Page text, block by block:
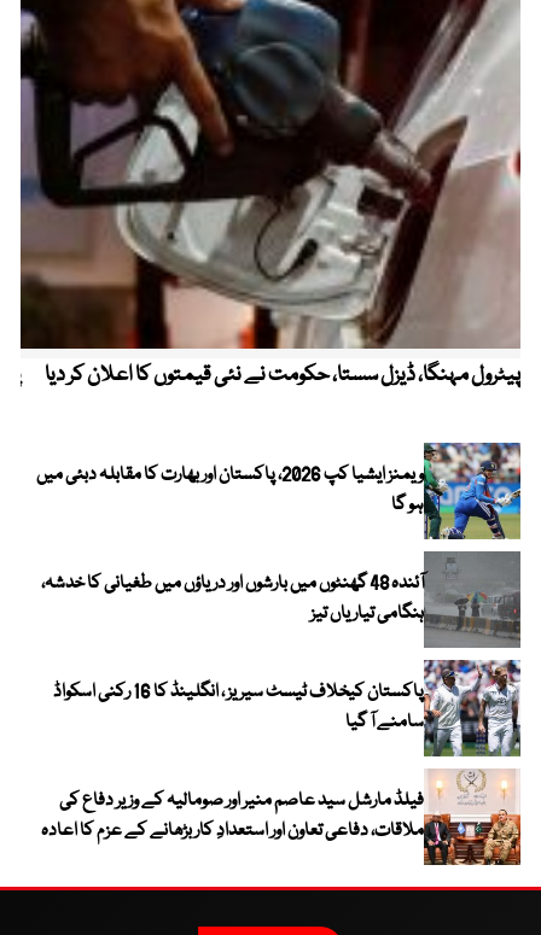
پیٹرول مہنگا، ڈیزل سستا، حکومت نے نئی قیمتوں کا اعلان کر دیا
ویمنز ایشیا کپ 2026، پاکستان اور بھارت کا مقابلہ دبئی میں
ہو گا
آئندہ 48 گھنٹوں میں بارشوں اور دریاؤں میں طغیانی کا خدشہ،
ہنگامی تیاریاں تیز
پاکستان کیخلاف ٹیسٹ سیریز ، انگلینڈ کا 16 رکنی اسکواڈ
سامنے آ گیا
فیلڈ مارشل سید عاصم منیر اور صومالیہ کے وزیر دفاع کی
ملاقات، دفاعی تعاون اور استعدادِ کار بڑھانے کے عزم کا اعادہ